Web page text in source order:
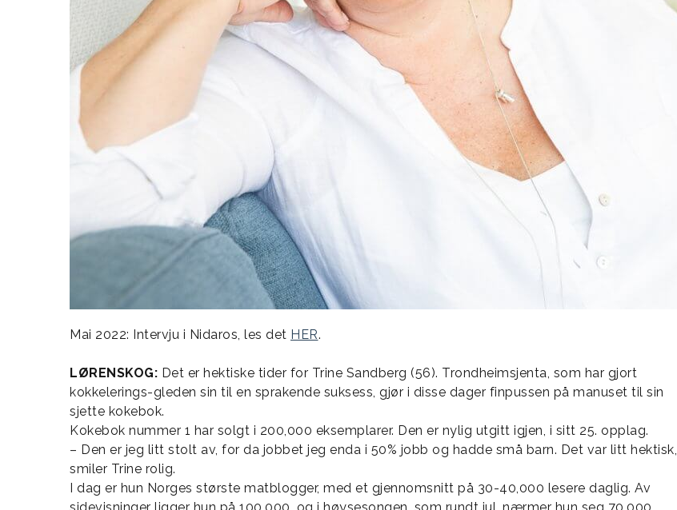
Mai 2022: Intervju i Nidaros, les det HER.
LØRENSKOG: Det er hektiske tider for Trine Sandberg (56). Trondheimsjenta, som har gjort
kokkelerings-gleden sin til en sprakende suksess, gjør i disse dager finpussen på manuset til sin
sjette kokebok.
Kokebok nummer 1 har solgt i 200,000 eksemplarer. Den er nylig utgitt igjen, i sitt 25. opplag.
– Den er jeg litt stolt av, for da jobbet jeg enda i 50% jobb og hadde små barn. Det var litt hektisk,
smiler Trine rolig.
I dag er hun Norges største matblogger, med et gjennomsnitt på 30-40,000 lesere daglig. Av